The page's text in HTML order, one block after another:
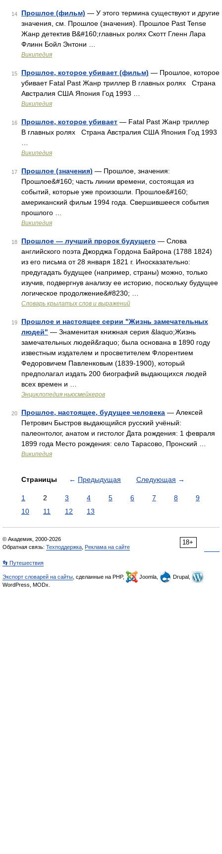
14 Прошлое (фильм) — У этого термина существуют и другие
значения, см. Прошлое (значения). Прошлое Past Tense
Жанр детектив В&#160;главных ролях Скотт Гленн Лара
Флинн Бойл Энтони …
Википедия
15 Прошлое, которое убивает (фильм) — Прошлое, которое
убивает Fatal Past Жанр триллер В главных ролях Страна
Австралия США Япония Год 1993 …
Википедия
16 Прошлое, которое убивает — Fatal Past Жанр триллер
В главных ролях Страна Австралия США Япония Год 1993
Википедия
17 Прошлое (значения) — Прошлое, значения:
Прошлое&#160; часть линии времени, состоящая из
событий, которые уже произошли. Прошлое&#160;
американский фильм 1994 года. Свершившееся события
прошлого …
Википедия
18 Прошлое — лучший пророк будущего — Слова
английского поэта Джорджа Гордона Байрона (1788 1824)
из его письма от 28 января 1821 г. Иносказательно:
предугадать будущее (например, страны) можно, только
изучив, подвергнув анализу ее историю, поскольку будущее
логическое продолжение&#8230; …
Словарь крылатых слов и выражений
19
Прошлое и настоящее серии "Жизнь замечательных
людей" — Знаменитая книжная серия &laquo;Жизнь
замечательных людей&raquo; была основана в 1890 году
известным издателем и просветителем Флорентием
Федоровичем Павленковым (1839‑1900), который
предполагал издать 200 биографий выдающихся людей
всех времен и …
Энциклопедия ньюсмейкеров
20 Прошлое, настоящее, будущее человека — Алексей
Петрович Быстров выдающийся русский учёный:
палеонтолог, анатом и гистолог Дата рождения: 1 февраля
1899 года Место рождения: село Тарасово, Пронский …
Википедия
Страницы ← Предыдущая Следующая →
1 2 3 4 5 6 7 8
9
10
11 12 13
18+
© Академик, 2000-2026
Обратная связь: Техподдержка Реклама на сайте
👣 Путешествия
Экспорт словарей на сайты , сделанные на PHP, Joomla,
Drupal,
WordPress, MODx.